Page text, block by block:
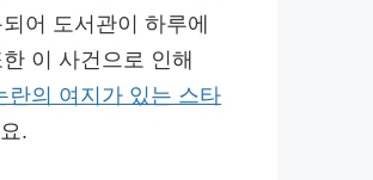
어 도서관이 하루에
이 사건으로 인해
란의 여지가 있는 스타
.